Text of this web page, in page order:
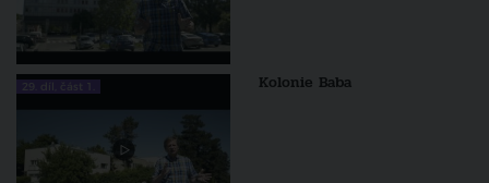
29. díl, část 1. Kolonie Baba